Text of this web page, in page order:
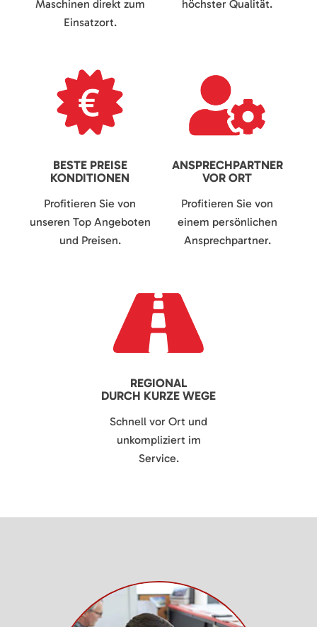
Maschinen direkt zum
Einsatzort.
höchster Qualität.
BESTE PREISE
KONDITIONEN
Profitieren Sie von
unseren Top Angeboten
und Preisen.
ANSPRECHPARTNER
VOR ORT
Profitieren Sie von
einem persönlichen
Ansprechpartner.
REGIONAL
DURCH KURZE WEGE
Schnell vor Ort und
unkompliziert im
Service.